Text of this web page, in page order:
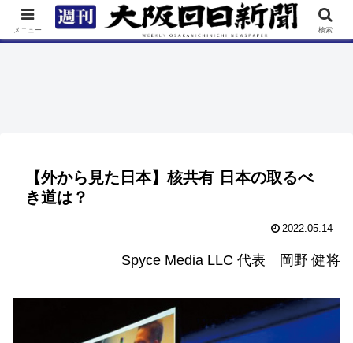
TOP 特集 ニュース 連載 街ネタ イベント
【外から見た日本】核共有 日本の取るべ
き道は？
2022.05.14
Spyce Media LLC 代表 岡野 健将
メニュー 検索